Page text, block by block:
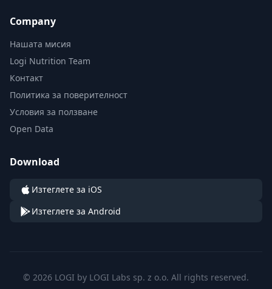
Company
Нашата мисия
Logi Nutrition Team
Контакт
Политика за поверителност
Условия за ползване
Open Data
Download
Изтеглете за iOS
Изтеглете за Android
© 2026 LOGI by LOGI Labs sp. z o.o. All rights reserved.